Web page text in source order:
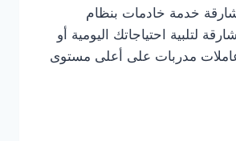
خدمة خادمات بنظام
لتلبية احتياجاتك اليومية أو
عاملات مدربات على أعلى مستوى